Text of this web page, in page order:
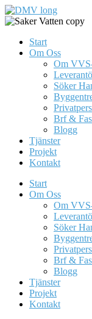
Skip
to
Start
Om Oss
Om
Söker
Brf &
Blogg
Tjänster
Projekt
Kontakt
Start
Om Oss
Om
Söker
Brf &
Blogg
Tjänster
Projekt
Kontakt